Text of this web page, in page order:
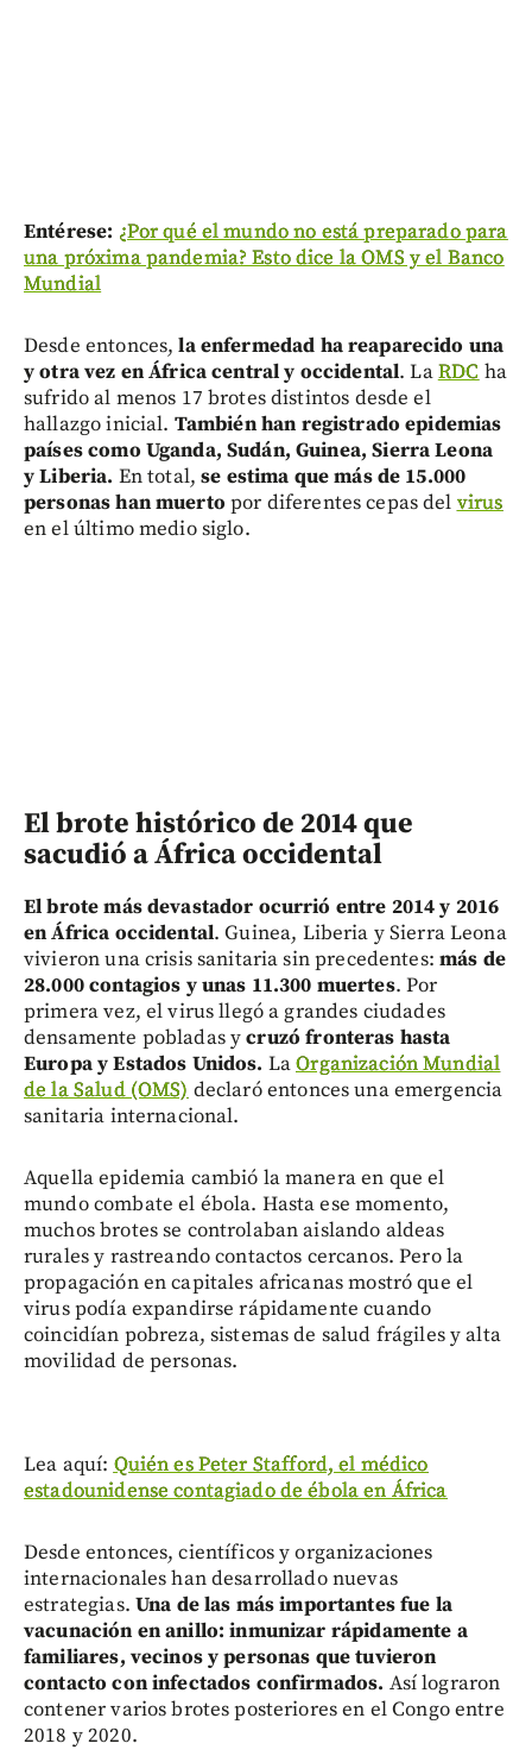
Entérese: ¿Por qué el mundo no está preparado para
una próxima pandemia? Esto dice la OMS y el Banco
Mundial
Desde entonces, la enfermedad ha reaparecido una
y otra vez en África central y occidental. LaRDC ha
sufrido al menos 17 brotes distintos desde el
hallazgo inicial. También han registrado epidemias
países como Uganda, Sudán, Guinea, Sierra Leona
y Liberia. En total,se estima que más de 15.000
personas han muerto por diferentes cepas del virus
en el último medio siglo.
El brote histórico de 2014 que
sacudió a África occidental
El brote más devastador ocurrió entre 2014 y 2016
en África occidental. Guinea, Liberia y Sierra Leona
vivieron una crisis sanitaria sin precedentes:más de
28.000 contagios y unas 11.300 muertes. Por
primera vez, el virus llegó a grandes ciudades
densamente pobladas ycruzó fronteras hasta
Europa y Estados Unidos. LaOrganización Mundial
de la Salud (OMS) declaró entonces una emergencia
sanitaria internacional.
Aquella epidemia cambió la manera en que el
mundo combate el ébola. Hasta ese momento,
muchos brotes se controlaban aislando aldeas
rurales y rastreando contactos cercanos. Pero la
propagación en capitales africanas mostró que el
virus podía expandirse rápidamente cuando
coincidían pobreza, sistemas de salud frágiles y alta
movilidad de personas.
Lea aquí: Quién es Peter Stafford, el médico
estadounidense contagiado de ébola en África
Desde entonces, científicos y organizaciones
internacionales han desarrollado nuevas
estrategias. Una de las más importantes fue la
vacunación en anillo: inmunizar rápidamente a
familiares, vecinos y personas que tuvieron
contacto con infectados confirmados. Así lograron
contener varios brotes posteriores en el Congo entre
2018 y 2020.